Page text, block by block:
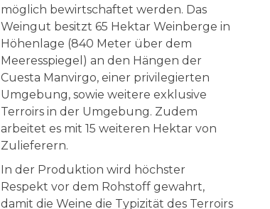
möglich bewirtschaftet werden. Das
Weingut besitzt 65 Hektar Weinberge in
Höhenlage (840 Meter über dem
Meeresspiegel) an den Hängen der
Cuesta Manvirgo, einer privilegierten
Umgebung, sowie weitere exklusive
Terroirs in der Umgebung. Zudem
arbeitet es mit 15 weiteren Hektar von
Zulieferern.
In der Produktion wird höchster
Respekt vor dem Rohstoff gewahrt,
damit die Weine die Typizität des Terroirs